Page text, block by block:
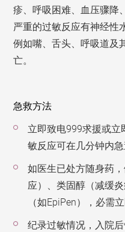
疹、呼吸困难、血压骤降
严重的过敏反应有神经性
例如嘴、舌头、呼吸道及
亡。
急救方法
立即致电999求援或立
敏反应可在几分钟内
如医生已处方随身药
应）、类固醇（减缓
（如EpiPen），必需
纪录过敏情况，入院